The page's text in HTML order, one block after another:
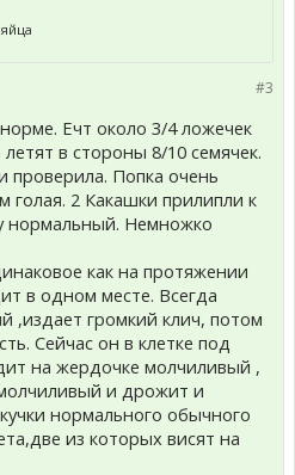
#3
Ечт около 3/4 ложечек
в стороны 8/10 семячек.
проверила. Попка очень
голая. 2 Какашки прилипли к
нормальный. Немножко
как на протяжении
в одном месте. Всегда
,издает громкий клич, потом
Сейчас он в клетке под
на жердочке молчиливый ,
и дрожит и
нормального обычного
из которых висят на